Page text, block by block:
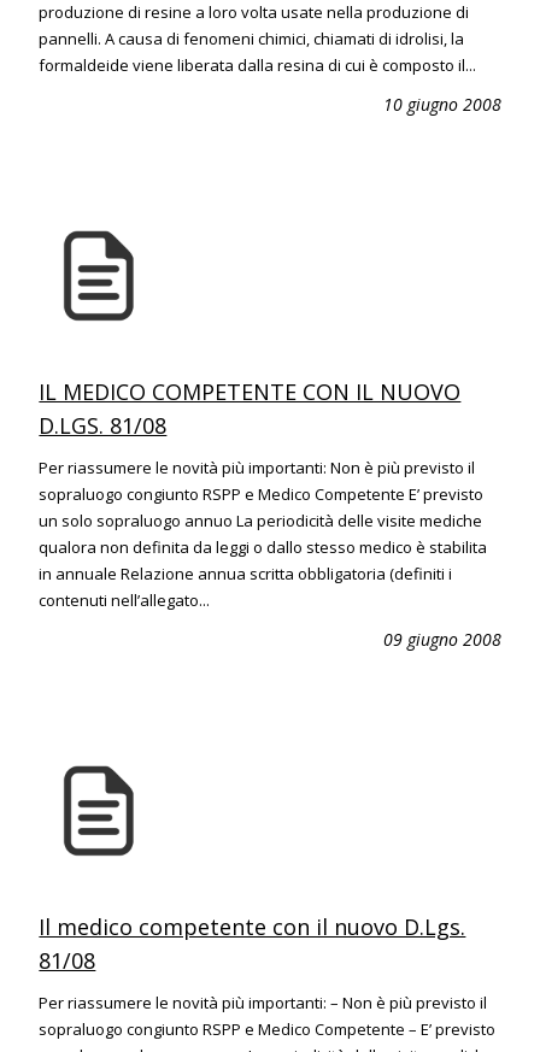
produzione di resine a loro volta usate nella produzione di
pannelli. A causa di fenomeni chimici, chiamati di idrolisi, la
formaldeide viene liberata dalla resina di cui è composto il...
10 giugno 2008
IL MEDICO COMPETENTE CON IL NUOVO
D.LGS. 81/08
Per riassumere le novità più importanti: Non è più previsto il
sopraluogo congiunto RSPP e Medico Competente E’ previsto
un solo sopraluogo annuo La periodicità delle visite mediche
qualora non definita da leggi o dallo stesso medico è stabilita
in annuale Relazione annua scritta obbligatoria (definiti i
contenuti nell’allegato...
09 giugno 2008
Il medico competente con il nuovo D.Lgs.
81/08
Per riassumere le novità più importanti: – Non è più previsto il
sopraluogo congiunto RSPP e Medico Competente – E’ previsto